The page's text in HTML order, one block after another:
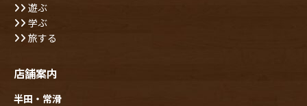
遊ぶ
学ぶ
旅する
店舗案内
半田・常滑